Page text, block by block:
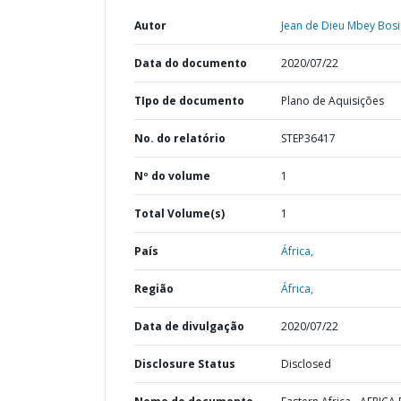
Autor Jean de Dieu Mbey
Data do documento 2020/07/22
TIpo de documento Plano de Aquisições
No. do relatório STEP36417
Nº do volume 1
Total Volume(s) 1
País África,
Região África,
Data de divulgação 2020/07/22
Disclosure Status Disclosed